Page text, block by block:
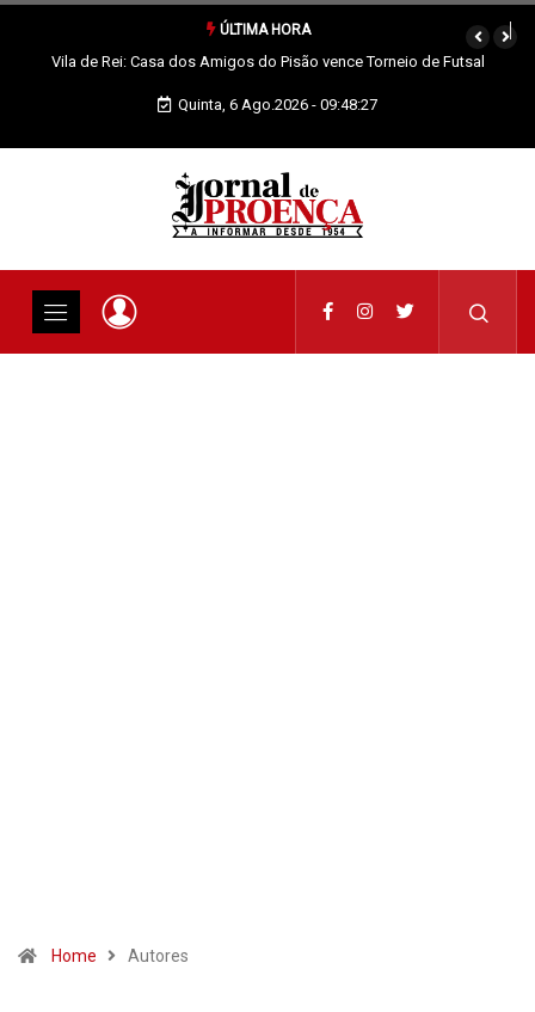
ÚLTIMA HORA
Vila de Rei: Casa dos Amigos do Pisão vence Torneio de Futsal
Interassociações
Quinta, 6 Ago.2026 - 09:48:28
Home Autores